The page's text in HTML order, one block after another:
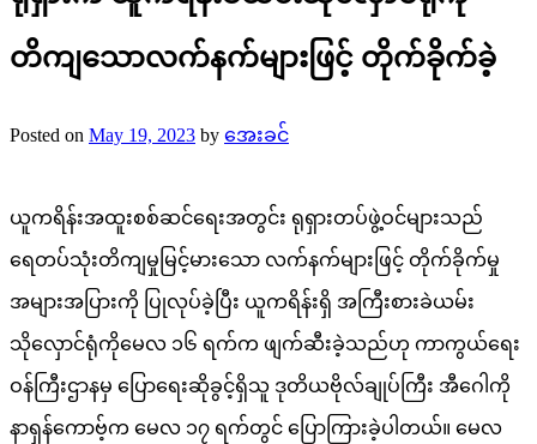
တိကျသောလက်နက်များဖြင့် တိုက်ခိုက်ခဲ့
Posted on May 19, 2023 by အေးခင်
ယူကရိန်းအထူးစစ်ဆင်ရေးအတွင်း ရုရှားတပ်ဖွဲ့ဝင်များသည်
ရေတပ်သုံးတိကျမှုမြင့်မားသော လက်နက်များဖြင့် တိုက်ခိုက်မှု
အများအပြားကို ပြုလုပ်ခဲ့ပြီး ယူကရိန်းရှိ အကြီးစားခဲယမ်း
သိုလှောင်ရုံကိုမေလ ၁၆ ရက်က ဖျက်ဆီးခဲ့သည်ဟု ကာကွယ်ရေး
ဝန်ကြီးဌာနမှ ပြောရေးဆိုခွင့်ရှိသူ ဒုတိယဗိုလ်ချုပ်ကြီး အီဂေါကို
နာရှန်ကောဗ့်က မေလ ၁၇ ရက်တွင် ပြောကြားခဲ့ပါတယ်။ မေလ